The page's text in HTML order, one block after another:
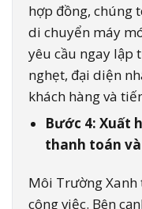
hợp đồng, chúng
di chuyển máy
yêu cầu ngay lập
nghẹt, đại diện
khách hàng và
Bước 4: Xuất
thanh toán
Môi Trường
công việc. Bên